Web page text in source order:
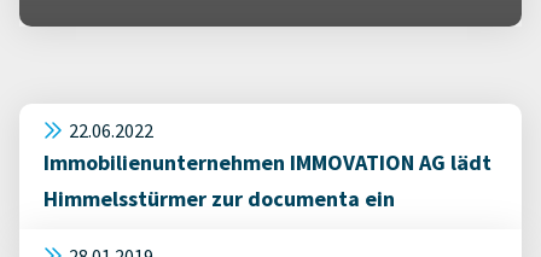
22.06.2022
Immobilienunternehmen IMMOVATION AG lädt
Himmelsstürmer zur documenta ein